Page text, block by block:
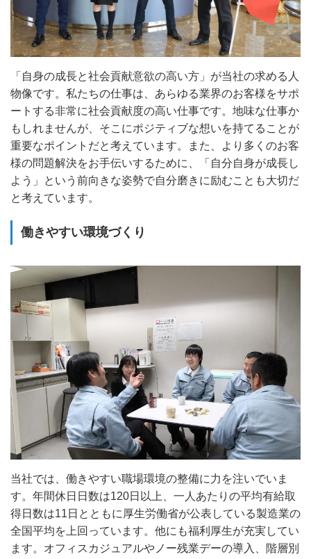
「自身の成長と社会貢献意欲の高い方」が当社の求める人
物像です。私たちの仕事は、あらゆる業界のお客様をサポ
ートする非常に社会貢献度の高い仕事です。地味な仕事か
もしれませんが、そこにポジティブな想いを持てることが
重要なポイントだと考えています。また、より多くのお客
様の問題解決をお手伝いするために、「自分自身が成長し
よう」という前向きな姿勢で自分磨きに励むことも大切だ
と考えています。
働きやすい環境づくり
当社では、働きやすい職場環境の整備に力を注いでいま
す。年間休日日数は120日以上、一人あたりの平均有給取
得日数は11日とともに厚生労働省が公表している製造業の
全国平均を上回っています。他にも福利厚生が充実してい
ます。オフィスカジュアルやノー残業デーの導入、階層別